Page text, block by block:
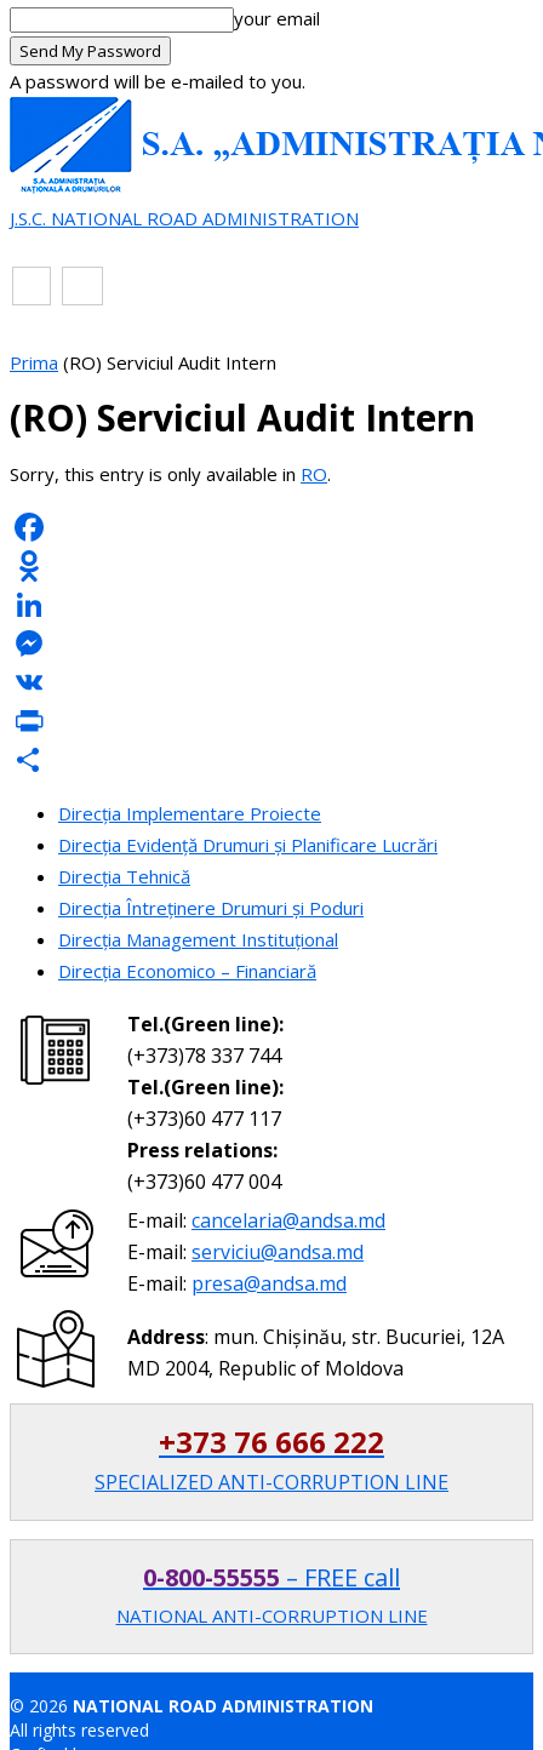
your email
A password will be e-mailed to you.
J.S.C. NATIONAL ROAD ADMINISTRATION
Prima (RO) Serviciul Audit Intern
(RO) Serviciul Audit Intern
Sorry, this entry is only available in RO.
Facebook
Odnoklassniki
LinkedIn
Messenger
VK
PrintFriendly
Direcția Implementare Proiecte
Direcția Evidență Drumuri și Planificare Lucrări
Direcția Tehnică
Direcția Întreținere Drumuri și Poduri
Direcția Management Instituțional
Direcția Economico – Financiară
Tel.(Green line):
(+373)78 337 744
Tel.(Green line):
(+373)60 477 117
Press relations:
(+373)60 477 004
E-mail: cancelaria@andsa.md
E-mail: serviciu@andsa.md
E-mail: presa@andsa.md
Address: mun. Chișinău, str. Bucuriei, 12A
MD 2004, Republic of Moldova
+373 76 666 222
SPECIALIZED ANTI-CORRUPTION LINE
0-800-55555 – FREE call
NATIONAL ANTI-CORRUPTION LINE
© 2026 NATIONAL ROAD ADMINISTRATION
All rights reserved